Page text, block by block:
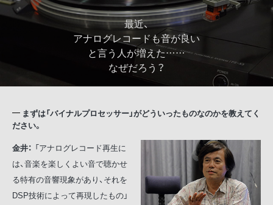
最近、
アナログレコードも音が良い
と言う人が増えた……
なぜだろう？
まずは「バイナルプロセッサー」がどういったものなのかを教えてく
ださい。
金井： 「アナログレコード再生に
は、音楽を楽しくよい音で聴かせ
る特有の音響現象があり、それを
DSP技術によって再現したもの」